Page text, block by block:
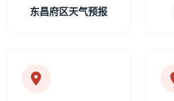
东昌府区天气预报